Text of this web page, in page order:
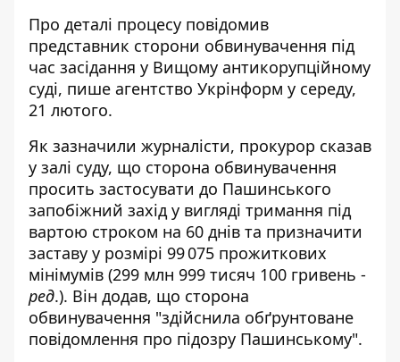
Про деталі процесу повідомив
представник сторони обвинувачення під
час засідання у Вищому антикорупційному
суді, пише агентство Укрінформ у середу,
21 лютого.
Як зазначили журналісти, прокурор сказав
у залі суду, що сторона обвинувачення
просить застосувати до Пашинського
запобіжний захід у вигляді тримання під
вартою строком на 60 днів та призначити
заставу у розмірі 99 075 прожиткових
мінімумів (299 млн 999 тисяч 100 гривень -
ред.). Він додав, що сторона
обвинувачення "здійснила обґрунтоване
повідомлення про підозру Пашинському".